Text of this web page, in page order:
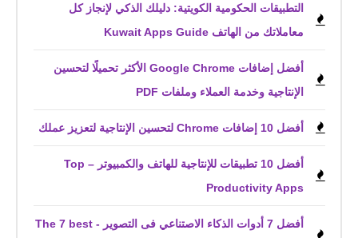
التطبيقات الحكومية الكويتية: دليلك الذكي لإنجاز كل
معاملاتك من الهاتف Kuwait Apps Guide
أفضل إضافات Google Chrome الأكثر تحميلًا لتحسين
الإنتاجية وخدمة العملاء وملفات PDF
أفضل 10 إضافات Chrome لتحسين الإنتاجية لتعزيز عملك
أفضل 10 تطبيقات للإنتاجية للهاتف والكمبيوتر – Top
Productivity Apps
أفضل 7 أدوات الذكاء الاصتناعي فى التصوير - The 7 best